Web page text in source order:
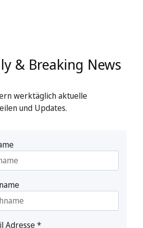
& Breaking News
werktäglich aktuelle
und Updates.
Adresse*